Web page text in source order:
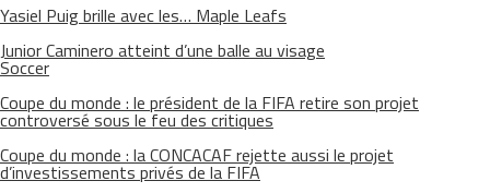
Yasiel Puig brille avec les… Maple Leafs
Junior Caminero atteint d’une balle au visage
Soccer
Coupe du monde : le président de la FIFA retire son projet
controversé sous le feu des critiques
Coupe du monde : la CONCACAF rejette aussi le projet
d’investissements privés de la FIFA